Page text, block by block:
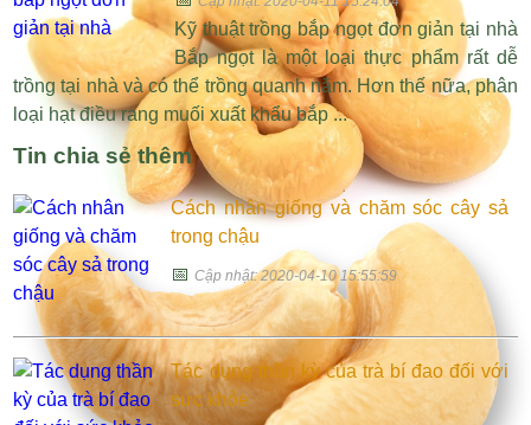
Kỹ thuật trồng bắp ngọt đơn giản tại nhà
Bắp ngọt là một loại thực phẩm rất dễ
trồng tại nhà và có thể trồng quanh năm. Hơn thế nữa, phân
loại hạt điều rang muối xuất khẩu bắp ...
Tin chia sẻ thêm
Cách nhân giống và chăm sóc cây sả
trong chậu
📅Cập nhật: 2020-04-10 15:55:59
Tác dụng thần kỳ của trà bí đao đối với
sức khỏe